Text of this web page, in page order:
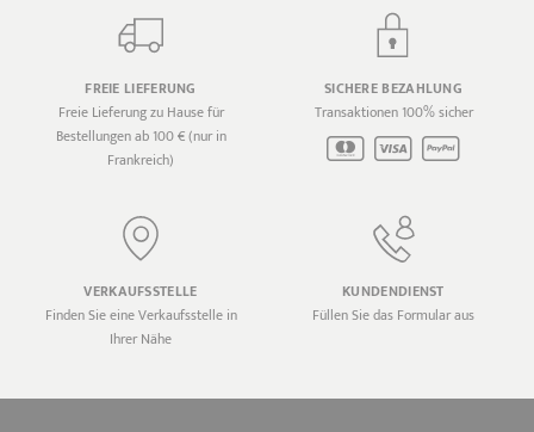
FREIE LIEFERUNG
Freie Lieferung zu Hause für
Bestellungen ab 100 € (nur in
Frankreich)
SICHERE BEZAHLUNG
Transaktionen 100% sicher
VERKAUFSSTELLE
Finden Sie eine Verkaufsstelle in
Ihrer Nähe
KUNDENDIENST
Füllen Sie das Formular aus